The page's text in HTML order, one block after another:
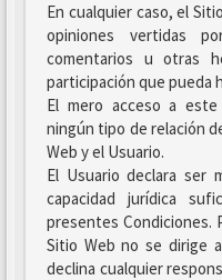
En cualquier caso, el
opiniones vertidas
comentarios u otras
participación que pueda
El mero acceso a
ningún tipo de relación
Web y el Usuario.
El Usuario declara ser
capacidad jurídica
presentes Condiciones.
Sitio Web no se dirige
declina cualquier